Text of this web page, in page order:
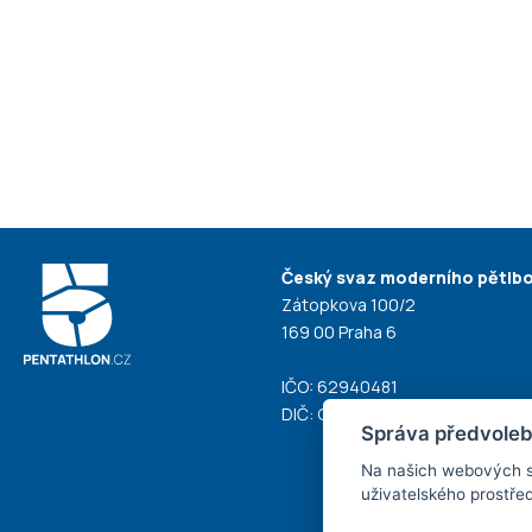
Český svaz moderního
Zátopkova 100/2
169 00 Praha 6
IČO: 62940481
DIČ: CZ62940481
Správa
Na našich webových
uživatelského